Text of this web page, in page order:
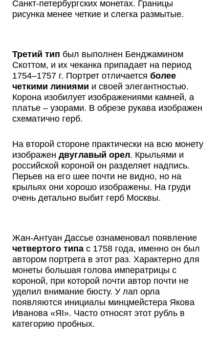
Санкт-петербургских монетах. Границы
рисунка менее четкие и слегка размытые.
Третий тип был выполнен Бенджамином
Скоттом, и их чеканка припадает на период
1754–1757 г. Портрет отличается более
четкими линиями и своей элегантностью.
Корона изобилует изображениями камней, а
платье – узорами. В обрезе рукава изображен
схематично герб.
На второй стороне практически на всю монету
изображен двуглавый орел. Крыльями и
российской короной он разделяет надпись.
Перьев на его шее почти не видно, но на
крыльях они хорошо изображены. На груди
очень детально выбит герб Москвы.
Жан-Антуан Дассье ознаменовал появление
четвертого типа с 1758 года, именно он был
автором портрета в этот раз. Характерно для
монеты большая голова императрицы с
короной, при которой почти автор почти не
уделил внимание бюсту. У лап орла
появляются инициалы минцмейстера Якова
Иванова «ЯI». Часто относят этот рубль в
категорию пробных.